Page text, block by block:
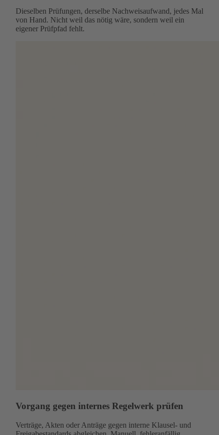
Dieselben Prüfungen, derselbe Nachweisaufwand, jedes Mal
von Hand. Nicht weil das nötig wäre, sondern weil ein
eigener Prüfpfad fehlt.
Vorgang gegen internes Regelwerk prüfen
Verträge, Akten oder Anträge gegen interne Klausel- und